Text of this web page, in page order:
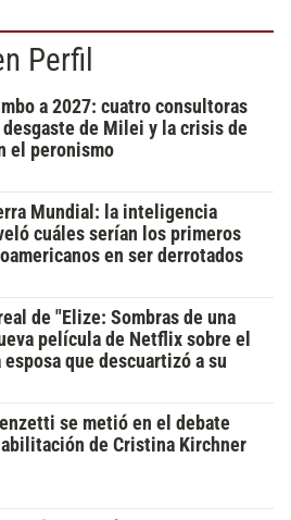
Perfil
a 2027: cuatro consultoras
de Milei y la crisis de
el peronismo
Mundial: la inteligencia
cuáles serían los primeros
en ser derrotados
de "Elize: Sombras de una
película de Netflix sobre el
esposa que descuartizó a su
se metió en el debate
de Cristina Kirchner